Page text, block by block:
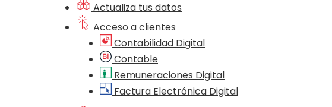
Actualiza tus datos
Acceso a clientes
Contabilidad Digital
Contable
Remuneraciones Digital
Factura Electrónica Digital